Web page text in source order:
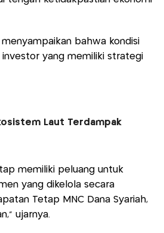
bahwa kondisi
yang memiliki strategi
Laut Terdampak
memiliki peluang untuk
yang dikelola secara
Tetap MNC Dana Syariah,
ujarnya.